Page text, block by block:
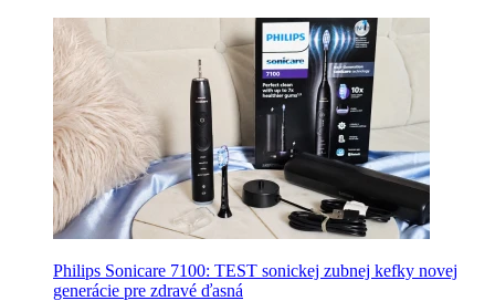
Philips Sonicare 7100: TEST sonickej zubnej kefky novej
generácie pre zdravé ďasná